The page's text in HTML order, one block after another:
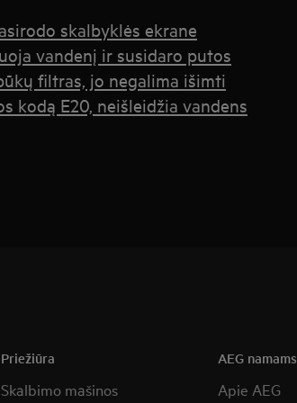
skalbyklės ekrane
vandenį ir susidaro putos
filtras, jo negalima išimti
kodą E20, neišleidžia vandens
Priežiūra
Skalbimo mašinos
AEG namams
Apie AEG